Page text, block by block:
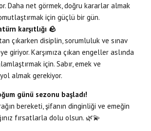
Daha net görmek, doğru kararlar almak
için güçlü bir gün.
karşıtlığı 🪨
çıkarken disiplin, sorumluluk ve sınav
giriyor. Karşımıza çıkan engeller aslında
için. Sabır, emek ve
almak gerekiyor.
günü sezonu başladı!
bereketi, şifanın dinginliği ve emeğin
fırsatlarla dolu olsun. 🌿💫